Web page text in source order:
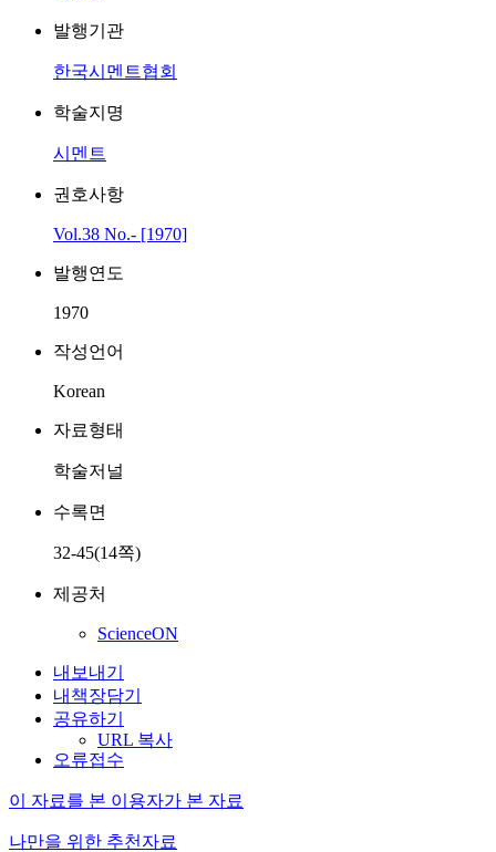
발행기관
한국시멘트협회
학술지명
시멘트
권호사항
Vol.38 No.- [1970]
발행연도
1970
작성언어
Korean
자료형태
학술저널
수록면
32-45(14쪽)
제공처
ScienceON
내보내기
내책장담기
공유하기
URL 복사
오류접수
이 자료를 본 이용자가 본 자료
나만을 위한 추천자료